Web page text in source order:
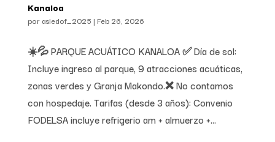
Kanaloa
por asledof_2025 | Feb 26, 2026
☀️💦 PARQUE ACUÁTICO KANALOA ✅ Día de sol:
Incluye ingreso al parque, 9 atracciones acuáticas,
zonas verdes y Granja Makondo.❌ No contamos
con hospedaje. Tarifas (desde 3 años): Convenio
FODELSA incluye refrigerio am + almuerzo +...